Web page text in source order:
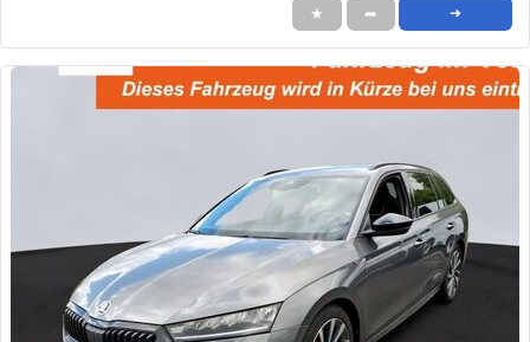
★ ➦ ➜